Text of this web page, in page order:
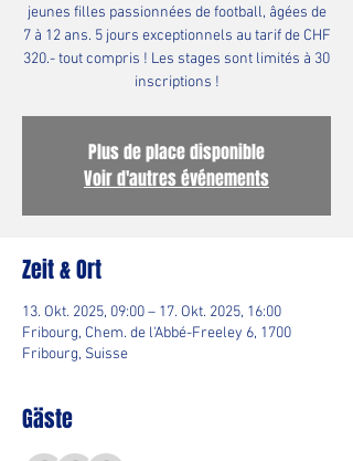
jeunes filles passionnées de football, âgées de
7 à 12 ans. 5 jours exceptionnels au tarif de CHF
320.- tout compris ! Les stages sont limités à 30
inscriptions !
Plus de place disponible
Voir d'autres événements
Zeit & Ort
13. Okt. 2025, 09:00 – 17. Okt. 2025, 16:00
Fribourg, Chem. de l'Abbé-Freeley 6, 1700
Fribourg, Suisse
Gäste